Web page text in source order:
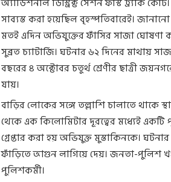
সাব্যস্ত করা হয়েছিল বৃহস্পতিবারেই।
মতই এদিন অভিযুক্তের ফাঁসির সাজা ঘোষণা
সুব্রত চ্যাটার্জি। ঘটনার ৬২ দিনের মাথায়
বছরের ৪ অক্টোবর চতুর্থ শ্রেণীর ছাত্রী
যায়।
বাড়ির লোকের সঙ্গে তল্লাশি চালাতে থাকে
থেকে এক কিলোমিটার দূরত্বের মধ্যেই একটি
গ্রেপ্তার করা হয় অভিযুক্ত মুস্তাকিনকে।
ফাঁড়িতে আগুন লাগিয়ে দেয়। জনতা-পুলিশ
পুলিশকর্মী।